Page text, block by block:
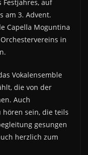
auf
am 3. Advent.
Capella Moguntina
in
Vokalensemble
die von der
Auch
sein, die teils
gesungen
herzlich zum